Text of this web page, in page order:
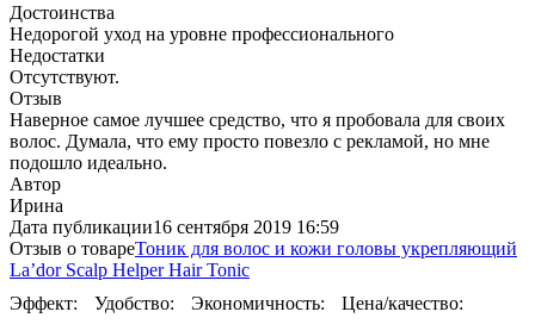
Достоинства
Недорогой уход на уровне профессионального
Недостатки
Отсутствуют.
Отзыв
Наверное самое лучшее средство, что я пробовала для своих
волос. Думала, что ему просто повезло с рекламой, но мне
подошло идеально.
Автор
Ирина
Дата публикации16 сентября 2019 16:59
Отзыв о товареТоник для волос и кожи головы укрепляющий
La’dor Scalp Helper Hair Tonic
Эффект:
Удобство: Экономичность:
Цена/качество: